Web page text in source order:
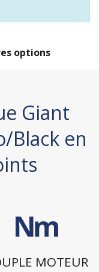
options
Giant
Black en
MOTEUR